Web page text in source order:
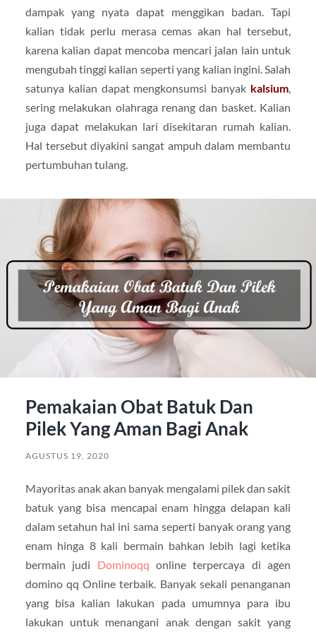
dampak yang nyata dapat menggikan badan. Tapi
kalian tidak perlu merasa cemas akan hal tersebut,
karena kalian dapat mencoba mencari jalan lain untuk
mengubah tinggi kalian seperti yang kalian ingini. Salah
satunya kalian dapat mengkonsumsi banyak kalsium
sering melakukan olahraga renang dan basket. Kalian
juga dapat melakukan lari disekitaran rumah kalian.
Hal tersebut diyakini sangat ampuh dalam membantu
pertumbuhan tulang.
Pemakaian Obat Batuk Dan
Pilek Yang Aman Bagi Anak
AGUSTUS 19, 2020
Mayoritas anak akan banyak mengalami pilek dan sakit
batuk yang bisa mencapai enam hingga delapan kali
dalam setahun hal ini sama seperti banyak orang yang
enam hinga 8 kali bermain bahkan lebih lagi ketika
bermain judi Dominoqq online terpercaya di agen
domino qq Online terbaik. Banyak sekali penanganan
yang bisa kalian lakukan pada umumnya para ibu
lakukan untuk menangani anak dengan sakit yang